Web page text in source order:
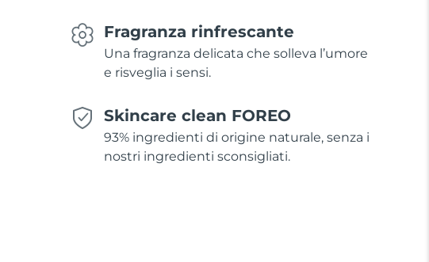
Fragranza rinfrescante
Una fragranza delicata che solleva l’umore
e risveglia i sensi.
Skincare clean FOREO
93% ingredienti di origine naturale, senza i
nostri ingredienti sconsigliati.